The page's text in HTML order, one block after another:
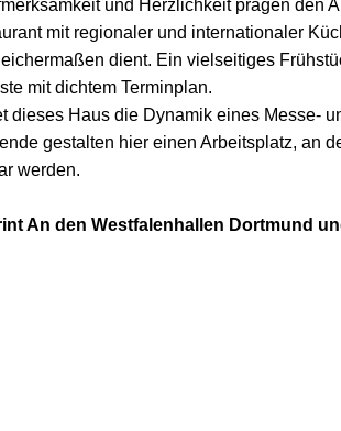
und Herzlichkeit prägen den
mit regionaler und internationaler
dient. Ein vielseitiges
mit dichtem Terminplan.
dieses Haus die Dynamik eines Messe-
gestalten hier einen Arbeitsplatz, an
werden.
An den Westfalenhallen Dortmund